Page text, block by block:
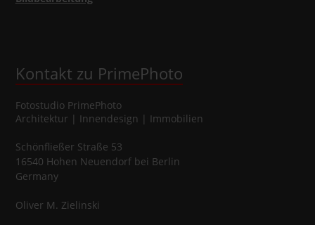
Kontakt zu PrimePhoto
Fotostudio PrimePhoto
Architektur | Innendesign | Immobilien
Schönfließer Straße 53
16540 Hohen Neuendorfbei Berlin
Germany
Oliver M. Zielinski